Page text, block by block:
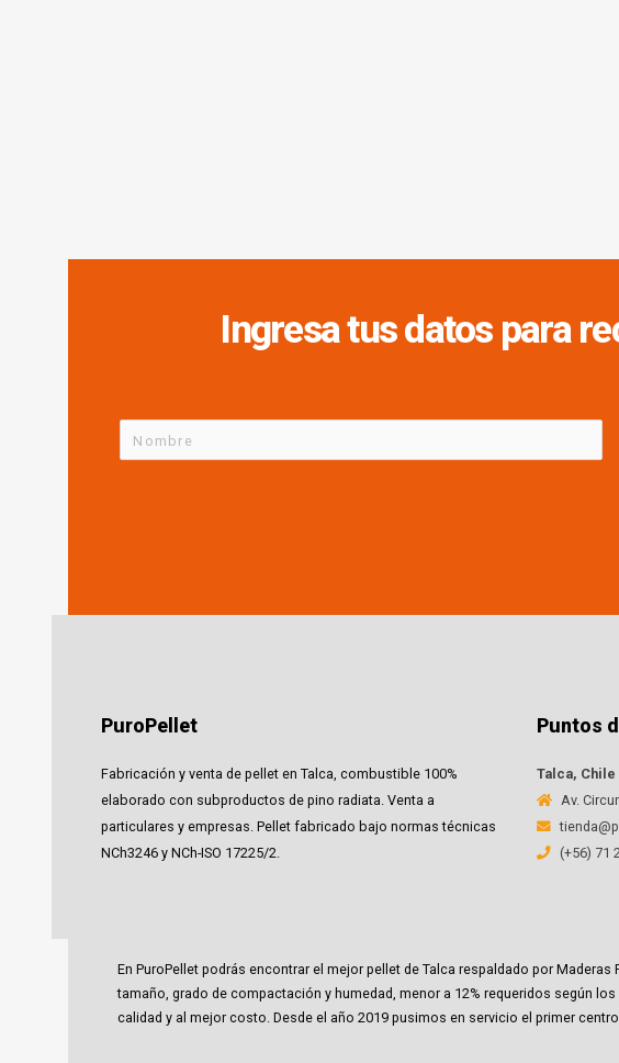
Ingresa tus datos para
PuroPellet
Fabricación y venta de pellet en Talca, combustible 100%
elaborado con subproductos de pino radiata. Venta a
particulares y empresas. Pellet fabricado bajo normas técnicas
NCh3246 y NCh-ISO 17225/2.
Puntos
Talca, Chile
Av.
(+56) 71
En PuroPellet podrás encontrar el mejor pellet de Talca respaldado por
tamaño, grado de compactación y humedad, menor a 12% requeridos según
calidad y al mejor costo. Desde el año 2019 pusimos en servicio el primer